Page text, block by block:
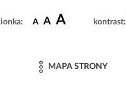
A A A kontrast:
MAPA STRONY